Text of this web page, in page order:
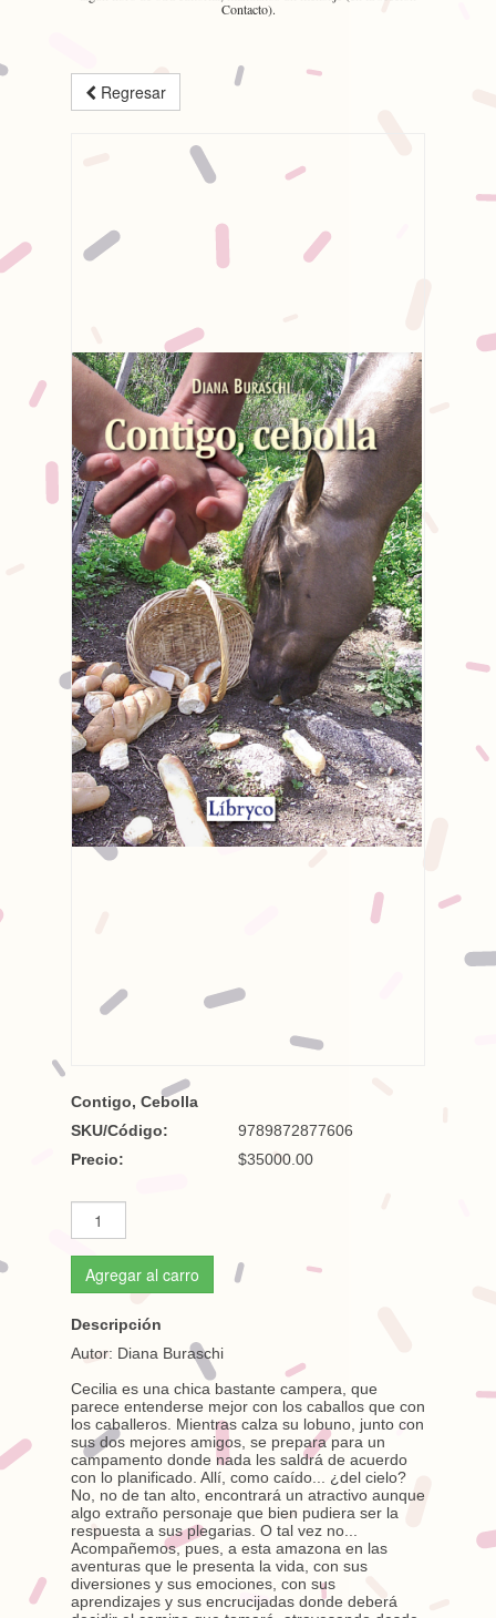
Regresar
Contigo, Cebolla
SKU/Código:
9789872877606
Precio:
$35000.00
Agregar al carro
Descripción
Autor: Diana Buraschi
Cecilia es una chica bastante campera, que
parece entenderse mejor con los caballos que con
los caballeros. Mientras calza su lobuno, junto con
sus dos mejores amigos, se prepara para un
campamento donde nada les saldrá de acuerdo
con lo planificado. Allí, como caído... ¿del cielo?
No, no de tan alto, encontrará un atractivo aunque
algo extraño personaje que bien pudiera ser la
respuesta a sus plegarias. O tal vez no...
Acompañemos, pues, a esta amazona en las
aventuras que le presenta la vida, con sus
diversiones y sus emociones, con sus
aprendizajes y sus encrucijadas donde deberá
Contacto).